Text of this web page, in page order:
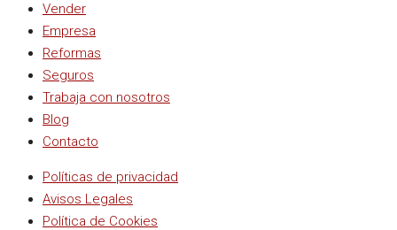
Vender
Empresa
Reformas
Seguros
Trabaja con nosotros
Blog
Contacto
Políticas de privacidad
Avisos Legales
Política de Cookies